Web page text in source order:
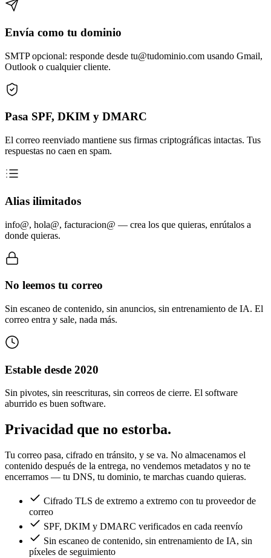
Envía como tu dominio
SMTP opcional: responde desde tu@tudominio.com usando Gmail,
Outlook o cualquier cliente.
Pasa SPF, DKIM y DMARC
El correo reenviado mantiene sus firmas criptográficas intactas. Tus
respuestas no caen en spam.
Alias ilimitados
info@, hola@, facturacion@ — crea los que quieras, enrútalos a
donde quieras.
No leemos tu correo
Sin escaneo de contenido, sin anuncios, sin entrenamiento de IA. El
correo entra y sale, nada más.
Estable desde 2020
Sin pivotes, sin reescrituras, sin correos de cierre. El software
aburrido es buen software.
Privacidad que no estorba.
Tu correo pasa, cifrado en tránsito, y se va. No almacenamos el
contenido después de la entrega, no vendemos metadatos y no te
encerramos — tu DNS, tu dominio, te marchas cuando quieras.
Cifrado TLS de extremo a extremo con tu proveedor de
correo
SPF, DKIM y DMARC verificados en cada reenvío
Sin escaneo de contenido, sin entrenamiento de IA, sin
píxeles de seguimiento